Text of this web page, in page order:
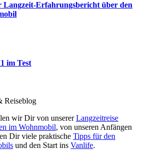
Langzeit-Erfahrungsbericht über den
im Test
Reiseblog
wir Dir von unsererLangzeitreise
im Wohnmobil, von unseren Anfängen
Dir viele praktische Tipps für den
und den Start ins Vanlife.